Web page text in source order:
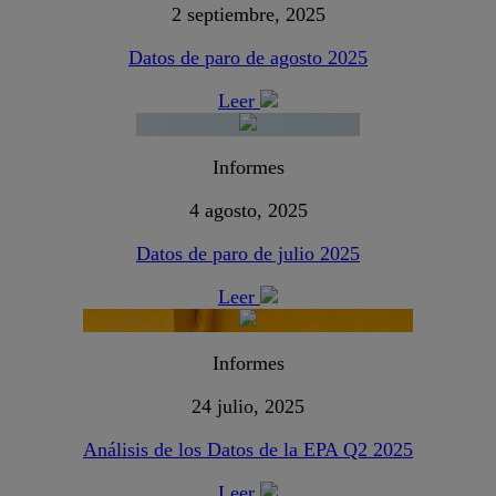
2 septiembre, 2025
Datos de paro de agosto 2025
Leer
Informes
4 agosto, 2025
Datos de paro de julio 2025
Leer
Informes
24 julio, 2025
Análisis de los Datos de la EPA Q2 2025